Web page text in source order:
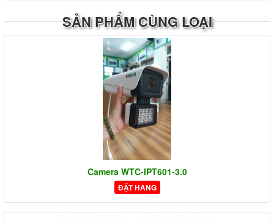
SẢN PHẨM CÙNG LOẠI
Camera WTC-IPT601-3.0
ĐẶT HÀNG